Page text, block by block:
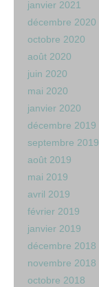
janvier 2021
décembre 2020
octobre 2020
août 2020
juin 2020
mai 2020
janvier 2020
décembre 2019
septembre 2019
août 2019
mai 2019
avril 2019
février 2019
janvier 2019
décembre 2018
novembre 2018
octobre 2018